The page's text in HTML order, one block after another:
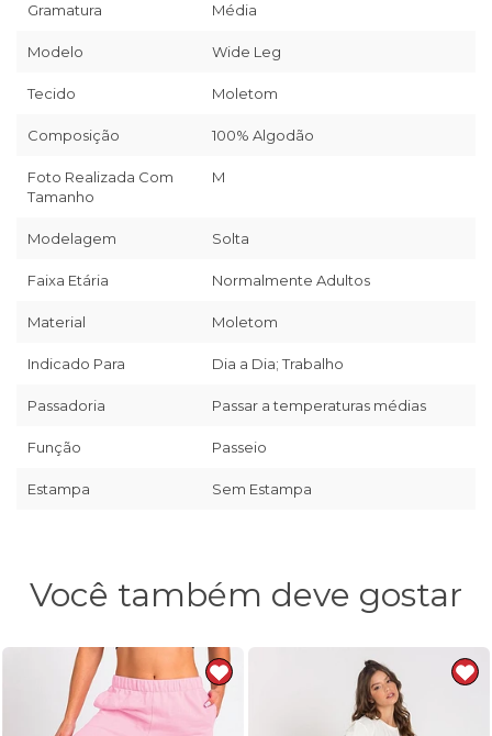
Gramatura Média
Modelo Wide Leg
Tecido Moletom
Composição 100% Algodão
Foto Realizada Com
Tamanho
M
Modelagem Solta
Faixa Etária Normalmente Adultos
Material Moletom
Indicado Para Dia a Dia; Trabalho
Passadoria Passar a temperaturas médias
Função Passeio
Estampa Sem Estampa
Você também deve gostar